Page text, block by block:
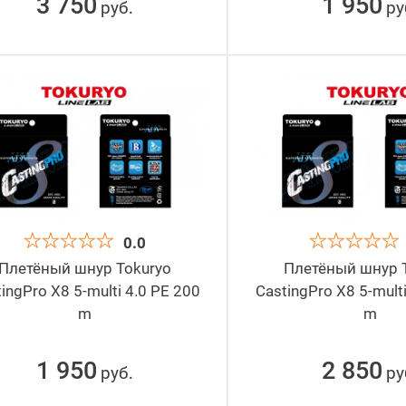
руб.
0.0
шнур Tokuryo
X8 5-multi 4.0 PE 200
m
1 950 руб.
Плетёный шнур
CastingPro X8 5-
m
2 850